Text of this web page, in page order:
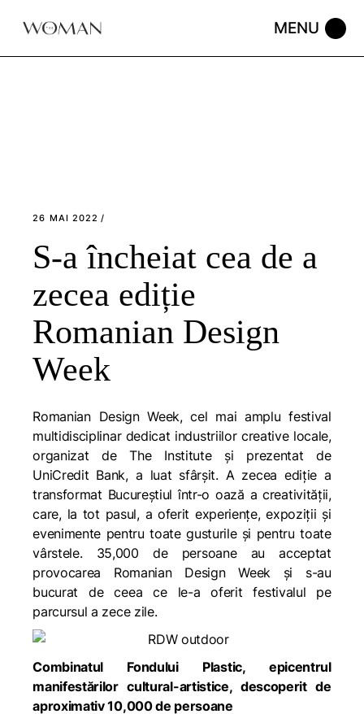
26 MAI 2022
S-a încheiat cea de a
zecea ediție
Romanian Design
Week
Romanian Design Week, cel mai amplu festival
multidisciplinar dedicat industriilor creative locale,
organizat de The Institute și prezentat de
UniCredit Bank, a luat sfârșit. A zecea ediție a
transformat Bucureștiul într-o oază a creativității,
care, la tot pasul, a oferit experiențe, expoziții și
evenimente pentru toate gusturile și pentru toate
vârstele. 35,000 de persoane au acceptat
provocarea Romanian Design Week și s-au
bucurat de ceea ce le-a oferit festivalul pe
parcursul a zece zile.
Combinatul Fondului Plastic, epicentrul
manifestărilor cultural-artistice, descoperit de
aproximativ 10,000 de persoane